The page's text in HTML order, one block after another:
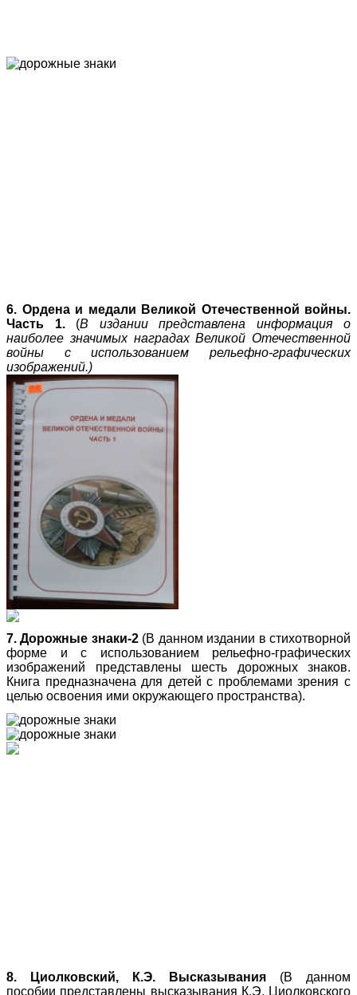
6. Ордена и медали Великой Отечественной войны.
Часть 1.(В издании представлена информация о
наиболее значимых наградах Великой Отечественной
войны с использованием рельефно-графических
изображений.)
7. Дорожные знаки-2(В данном издании в стихотворной
форме и с использованием рельефно-графических
изображений представлены шесть дорожных знаков.
Книга предназначена для детей с проблемами зрения с
целью освоения ими окружающего пространства).
8. Циолковский, К.Э. Высказывания (В данном
пособии представлены высказывания К.Э. Циолковского